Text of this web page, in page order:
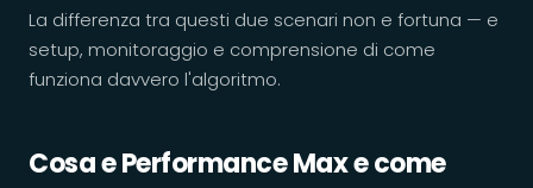
La differenza tra questi due scenari non e fortuna — e
setup, monitoraggio e comprensione di come
funziona davvero l'algoritmo.
Cosa e Performance Max e come